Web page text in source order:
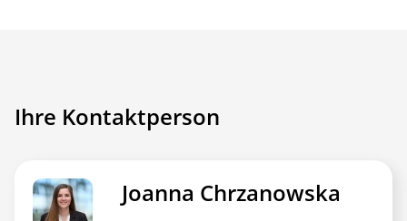
Ihre Kontaktperson
Joanna Chrzanowska